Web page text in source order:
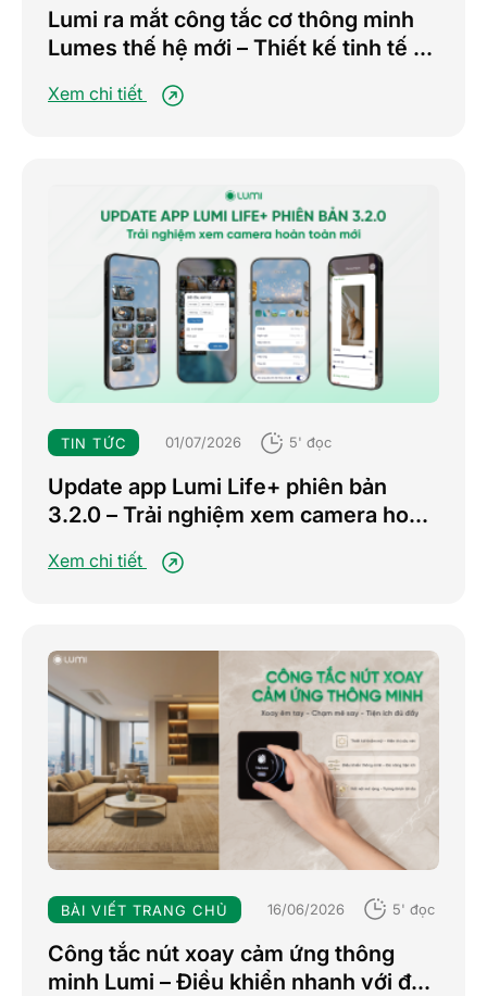
Lumi ra mắt công tắc cơ thông minh
Lumes thế hệ mới – Thiết kế tinh tế –
Xem chi tiết
TIN TỨC 01/07/2026 5' đọc
Update app Lumi Life+ phiên bản
3.2.0 – Trải nghiệm xem camera hoàn
Xem chi tiết
BÀI VIẾT TRANG CHỦ 16/06/2026 5' đọc
Công tắc nút xoay cảm ứng thông
minh Lumi – Điều khiển nhanh với đa